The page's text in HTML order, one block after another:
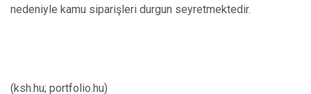
nedeniyle kamu siparişleri durgun seyretmektedir.
(ksh.hu; portfolio.hu)